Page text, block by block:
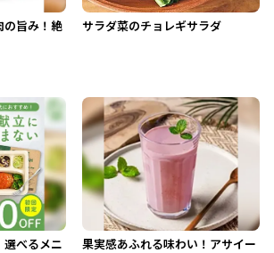
の旨み！絶
サラダ菜のチョレギサラダ
選べるメニ
果実感あふれる味わい！アサイー